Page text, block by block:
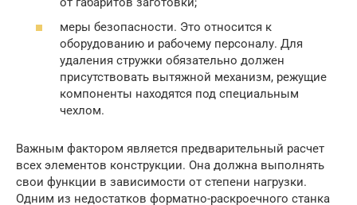
меры безопасности. Это относится к
оборудованию и рабочему персоналу. Для
удаления стружки обязательно должен
присутствовать вытяжной механизм, режущие
компоненты находятся под специальным
чехлом.
Важным фактором является предварительный расчет
всех элементов конструкции. Она должна выполнять
свои функции в зависимости от степени нагрузки.
Одним из недостатков форматно-раскроечного станка